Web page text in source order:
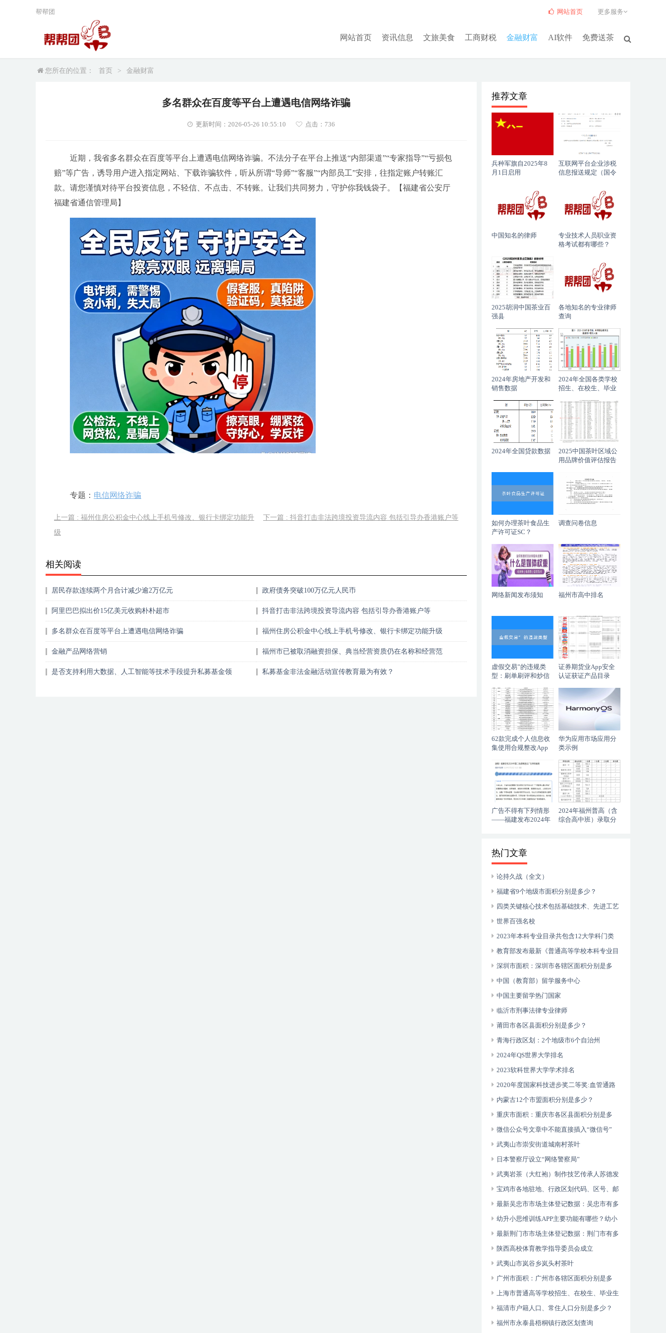
网站首页 资讯信息 文旅美食 工商财税 金融财富 AI软件 免费送茶
网站首页 更多服务
帮帮团
您所在的位置： 首页 > 金融财富
多名群众在百度等平台上遭遇电信网络诈骗
更新时间：2026-05-26 10:55:10 点击： 736
近期，我省多名群众在百度等平台上遭遇电信网络诈骗。不法分子在平台上推送“内部渠道”“专家指导”“亏损包
赔”等广告，诱导用户进入指定网站、下载诈骗软件，听从所谓“导师”“客服”“内部员工”安排，往指定账户转账汇
款。请您谨慎对待平台投资信息，不轻信、不点击、不转账。让我们共同努力，守护你我钱袋子。【福建省公安厅
福建省通信管理局】
专题： 电信网络诈骗
上一篇 : 福州住房公积金中心线上手机号修改、银行卡绑定功能升
级
下一篇 : 抖音打击非法跨境投资导流内容 包括引导办香港账户等
相关阅读
居民存款连续两个月合计减少逾2万亿元 政府债务突破100万亿元人民币
阿里巴巴拟出价15亿美元收购朴朴超市 抖音打击非法跨境投资导流内容 包括引导办香港账户等
多名群众在百度等平台上遭遇电信网络诈骗 福州住房公积金中心线上手机号修改、银行卡绑定功能升级
金融产品网络营销
福州市已被取消融资担保、典当经营资质仍在名称和经营范
是否支持利用大数据、人工智能等技术手段提升私募基金领
私募基金非法金融活动宣传教育最为有效？
推荐文章
兵种军旗自2025年8
月1日启用
互联网平台企业涉税
信息报送规定（国令
中国知名的律师
专业技术人员职业资
格考试都有哪些？
2025胡润中国茶业百
强县
各地知名的专业律师
查询
2024年房地产开发和
销售数据
2024年全国各类学校
招生、在校生、毕业
2024年全国贷款数据
2025中国茶叶区域公
用品牌价值评估报告
如何办理茶叶食品生
产许可证SC？
调查问卷信息
网络新闻发布须知 福州市高中排名
虚假交易”的违规类
型：刷单刷评和炒信
证券期货业App安全
认证获证产品目录
62款完成个人信息收
集使用合规整改App
华为应用市场应用分
类示例
广告不得有下列情形
——福建发布2024年
2024年福州普高（含
综合高中班）录取分
热门文章
论持久战（全文）
福建省9个地级市面积分别是多少？
四类关键核心技术包括基础技术、先进工艺
技术、共性技术以及人工智能
世界百强名校
2023年本科专业目录共包含12大学科门类
93个专业类792种专业
教育部发布最新《普通高等学校本科专业目
录》
深圳市面积：深圳市各辖区面积分别是多
少？
中国（教育部）留学服务中心
中国主要留学热门国家
临沂市刑事法律专业律师
莆田市各区县面积分别是多少？
青海行政区划：2个地级市6个自治州
2024年QS世界大学排名
2023软科世界大学学术排名
2020年度国家科技进步奖二等奖:血管通路
数字诊疗关键技术体系建立及其临床应用
内蒙古12个市盟面积分别是多少？
重庆市面积：重庆市各区县面积分别是多
少？
微信公众号文章中不能直接插入“微信号”
武夷山市崇安街道城南村茶叶
日本警察厅设立“网络警察局”
武夷岩茶（大红袍）制作技艺传承人苏德发
宝鸡市各地驻地、行政区划代码、区号、邮
编、面积、人口
最新吴忠市市场主体登记数据：吴忠市有多
少市场主体？
幼升小思维训练APP主要功能有哪些？幼小
衔接数学逻辑思维游戏
最新荆门市市场主体登记数据：荆门市有多
少市场主体？
陕西高校体育教学指导委员会成立
武夷山市岚谷乡岚头村茶叶
广州市面积：广州市各辖区面积分别是多
少？
上海市普通高等学校招生、在校生、毕业生
人数？
福清市户籍人口、常住人口分别是多少？
福州市永泰县梧桐镇行政区划查询